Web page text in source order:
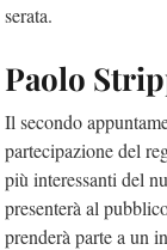
serata.
Paolo
Il secondo
partecipazione del
più interessanti del
presenterà al
prenderà parte a un